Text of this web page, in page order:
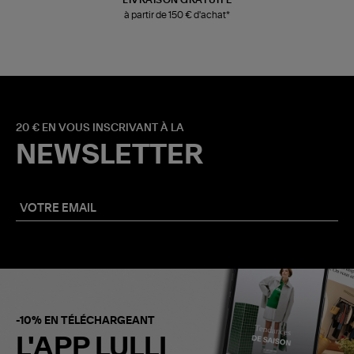
à partir de 150 € d'achat*
20 € EN VOUS INSCRIVANT À LA
NEWSLETTER
-10% EN TÉLÉCHARGEANT
L'APP LULLI